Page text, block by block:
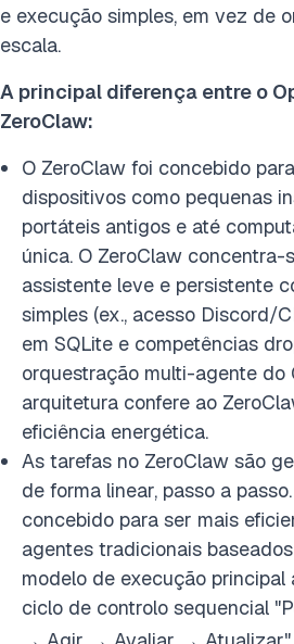
e execução simples, em vez de
escala.
A principal diferença entre o
ZeroClaw:
O ZeroClaw foi concebido
dispositivos como pequenas
portáteis antigos e até
única. O ZeroClaw concentra-
assistente leve e persistente
simples (ex., acesso Discord/
em SQLite e competências
orquestração multi-agente do
arquitetura confere ao
eficiência energética.
As tarefas no ZeroClaw são
de forma linear, passo a
concebido para ser mais
agentes tradicionais
modelo de execução
ciclo de controlo sequencial